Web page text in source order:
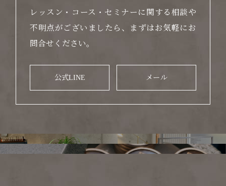
レッスン・コース・セミナーに関する相談や
不明点がございましたら、まずはお気軽にお
問合せください。
公式LINE メール